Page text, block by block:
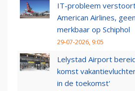
IT-probleem
American Airlines,
merkbaar op Schiphol
29-07-2026, 9:05
Lelystad Airport
komst
in de toekomst'